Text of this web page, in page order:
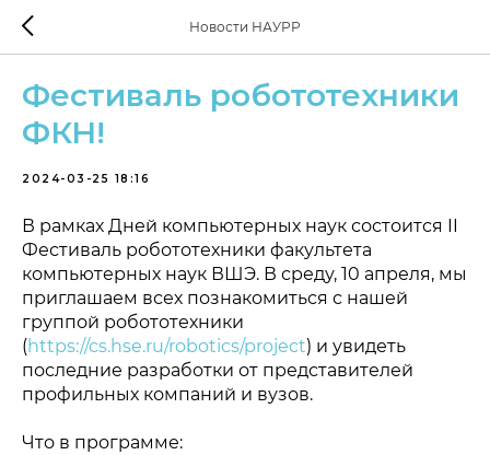
Новости НАУРР
Фестиваль робототехники
ФКН!
2024-03-25 18:16
В рамках Дней компьютерных наук состоится II
Фестиваль робототехники факультета
компьютерных наук ВШЭ. В среду, 10 апреля, мы
приглашаем всех познакомиться с нашей
группой робототехники
(https://cs.hse.ru/robotics/project) и увидеть
последние разработки от представителей
профильных компаний и вузов.
Что в программе: